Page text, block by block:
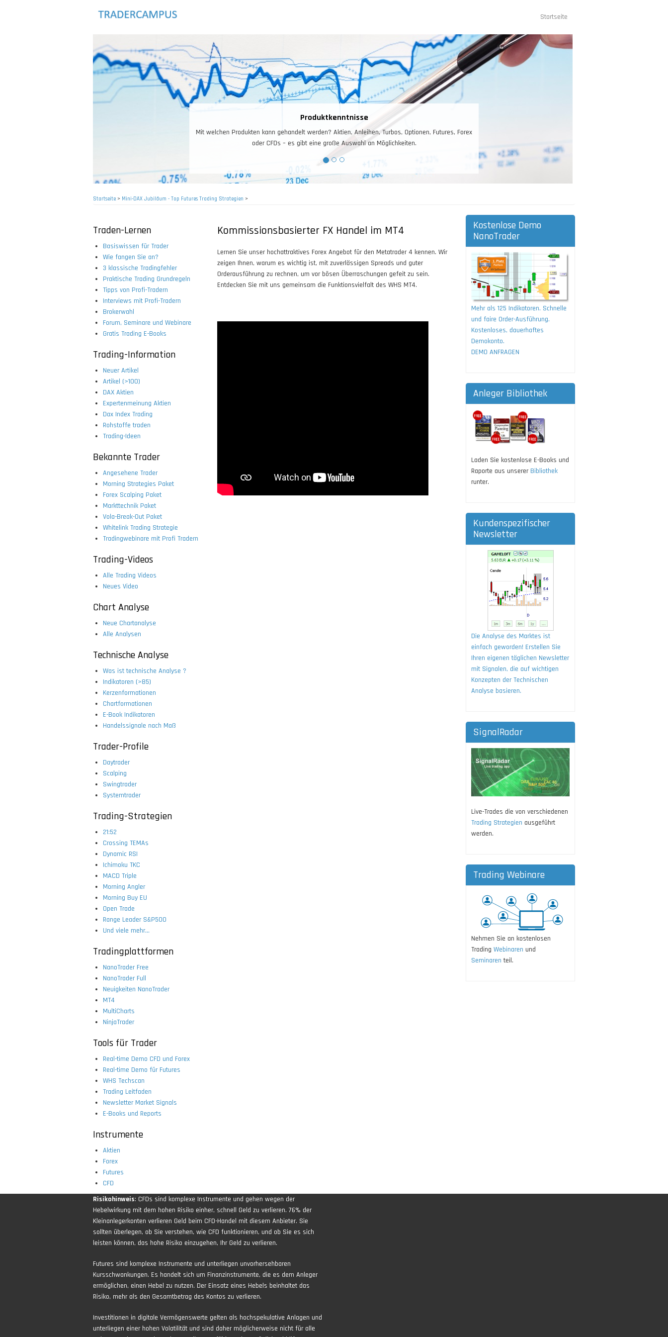
Startseite
Produktkenntnisse
Mit welchen Produkten kann gehandelt werden? Aktien, Anleihen, Turbos, Optionen, Futures, Forex
oder CFDs – es gibt eine große Auswahl an Möglichkeiten.
Startseite> Mini-DAX Jubiläum - Top Futures Trading Strategien >
Traden-Lernen
Basiswissen für Trader
Wie fangen Sie an?
3 klassische Tradingfehler
Praktische Trading Grundregeln
Tipps von Profi-Tradern
Interviews mit Profi-Tradern
Brokerwahl
Forum, Seminare und Webinare
Gratis Trading E-Books
Trading-Information
Neuer Artikel
Artikel (>100)
DAX Aktien
Expertenmeinung Aktien
Dax Index Trading
Rohstoffe traden
Trading-Ideen
Bekannte Trader
Angesehene Trader
Morning Strategies Paket
Forex Scalping Paket
Markttechnik Paket
Vola-Break-Out Paket
Whitelink Trading Strategie
Tradingwebinare mit Profi Tradern
Trading-Videos
Alle Trading Videos
Neues Video
Chart Analyse
Neue Chartanalyse
Alle Analysen
Technische Analyse
Was ist technische Analyse ?
Indikatoren (>85)
Kerzenformationen
Chartformationen
E-Book Indikatoren
Handelssignale nach Maß
Trader-Profile
Daytrader
Scalping
Swingtrader
Systemtrader
Trading-Strategien
21:52
Crossing TEMAs
Dynamic RSI
Ichimoku TKC
MACD Triple
Morning Angler
Morning Buy EU
Open Trade
Range Leader S&P500
Und viele mehr...
Tradingplattformen
NanoTrader Free
NanoTrader Full
Neuigkeiten NanoTrader
MT4
MultiCharts
NinjaTrader
Tools für Trader
Real-time Demo CFD und Forex
Real-time Demo für Futures
WHS Techscan
Trading Leitfaden
Newsletter Market Signals
E-Books und Reports
Instrumente
Aktien
Forex
Futures
CFD
Kommissionsbasierter FX Handel im MT4
Lernen Sie unser hochattraktives Forex Angebot für den Metatrader 4 kennen. Wir
zeigen Ihnen, warum es wichtig ist, mit zuverlässigen Spreads und guter
Orderausführung zu rechnen, um vor bösen Überraschungen gefeit zu sein.
Entdecken Sie mit uns gemeinsam die Funktionsvielfalt des WHS MT4.
Kostenlose Demo
NanoTrader
Mehr als 125 Indikatoren. Schnelle
und faire Order-Ausführung.
Kostenloses, dauerhaftes
Demokonto.
DEMO ANFRAGEN
Anleger Bibliothek
Laden Sie kostenlose E-Books und
Raporte aus unserer Bibliothek
runter.
Kundenspezifischer
Newsletter
Die Analyse des Marktes ist
einfach geworden! Erstellen Sie
Ihren eigenen täglichen Newsletter
mit Signalen, die auf wichtigen
Konzepten der Technischen
Analyse basieren.
SignalRadar
Live-Trades die von verschiedenen
Trading Strategien ausgeführt
werden.
Trading Webinare
Nehmen Sie an kostenlosen
Trading Webinaren und
Seminaren teil.
Risikohinweis: CFDs sind komplexe Instrumente und gehen wegen der
Hebelwirkung mit dem hohen Risiko einher, schnell Geld zu verlieren. 76% der
Kleinanlegerkonten verlieren Geld beim CFD-Handel mit diesem Anbieter. Sie
sollten überlegen, ob Sie verstehen, wie CFD funktionieren, und ob Sie es sich
leisten können, das hohe Risiko einzugehen, Ihr Geld zu verlieren.
Futures sind komplexe Instrumente und unterliegen unvorhersehbaren
Kursschwankungen. Es handelt sich um Finanzinstrumente, die es dem Anleger
ermöglichen, einen Hebel zu nutzen. Der Einsatz eines Hebels beinhaltet das
Risiko, mehr als den Gesamtbetrag des Kontos zu verlieren.
Investitionen in digitale Vermögenswerte gelten als hochspekulative Anlagen und
unterliegen einer hohen Volatilität und sind daher möglicherweise nicht für alle